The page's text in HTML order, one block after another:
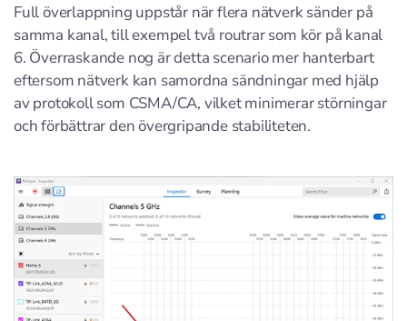
Full överlappning uppstår när flera nätverk sänder på
samma kanal, till exempel två routrar som kör på kanal
6. Överraskande nog är detta scenario mer hanterbart
eftersom nätverk kan samordna sändningar med hjälp
av protokoll som CSMA/CA, vilket minimerar störningar
och förbättrar den övergripande stabiliteten.